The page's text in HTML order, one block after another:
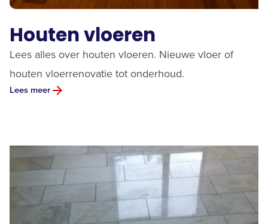
Houten vloeren
Lees alles over houten vloeren. Nieuwe vloer of
houten vloerrenovatie tot onderhoud.
Lees meer